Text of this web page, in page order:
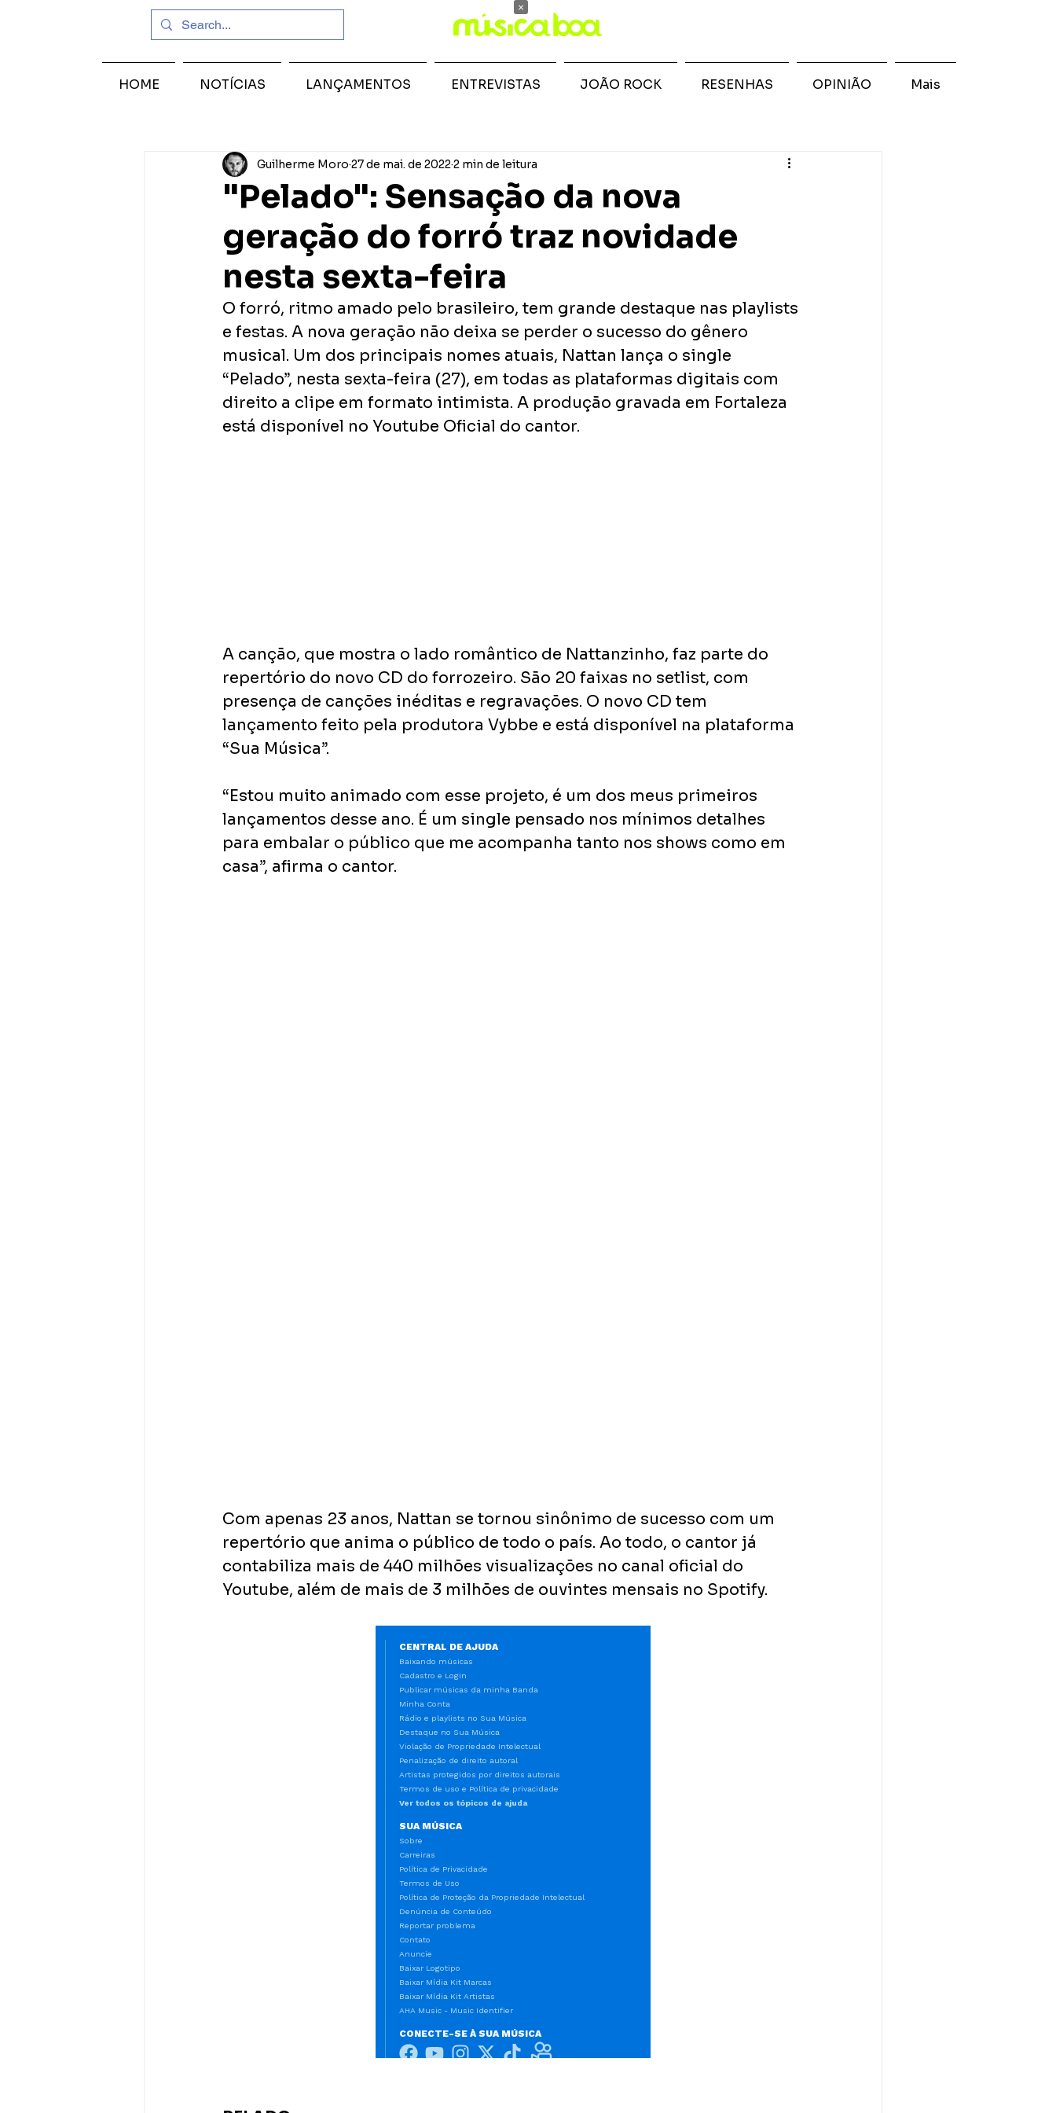
"Pelado": Sensação da nova
geração do forró traz novidade
nesta sexta-feira
Guilherme Moro 27 de mai. de 2022 2 min de leitura
O forró, ritmo amado pelo brasileiro, tem grande destaque nas playlists
e festas. A nova geração não deixa se perder o sucesso do gênero
musical. Um dos principais nomes atuais, Nattan lança o single
“Pelado”, nesta sexta-feira (27), em todas as plataformas digitais com
direito a clipe em formato intimista. A produção gravada em Fortaleza
está disponível no Youtube Oficial do cantor.
A canção, que mostra o lado romântico de Nattanzinho, faz parte do
repertório do novo CD do forrozeiro. São 20 faixas no setlist, com
presença de canções inéditas e regravações. O novo CD tem
lançamento feito pela produtora Vybbe e está disponível na plataforma
“Sua Música”.
“Estou muito animado com esse projeto, é um dos meus primeiros
lançamentos desse ano. É um single pensado nos mínimos detalhes
para embalar o público que me acompanha tanto nos shows como em
casa”, afirma o cantor.
Com apenas 23 anos, Nattan se tornou sinônimo de sucesso com um
repertório que anima o público de todo o país. Ao todo, o cantor já
contabiliza mais de 440 milhões visualizações no canal oficial do
Youtube, além de mais de 3 milhões de ouvintes mensais no Spotify.
HOME NOTÍCIAS LANÇAMENTOS ENTREVISTAS JOÃO ROCK RESENHAS OPINIÃO Mais
×